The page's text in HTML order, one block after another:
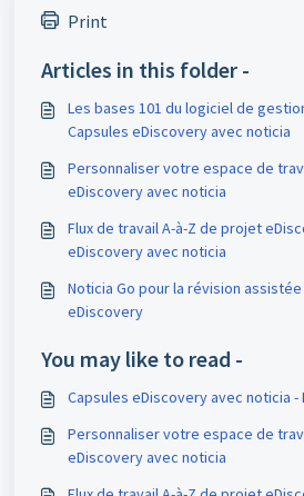
Print
Articles in this folder -
Les bases 101 du logiciel de
Capsules eDiscovery avec noticia
Personnaliser votre espace de
eDiscovery avec noticia
Flux de travail A-à-Z de projet
eDiscovery avec noticia
Noticia Go pour la révision assistée
eDiscovery
You may like to read -
Capsules eDiscovery avec noticia -
Personnaliser votre espace de
eDiscovery avec noticia